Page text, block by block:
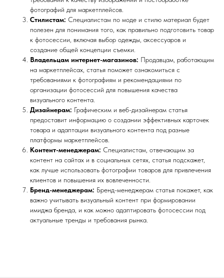
фотографий для маркетплейсов.
Стилистам: Специалистам по моде и стилю материал будет
полезен для понимания того, как правильно подготовить товар
к фотосессии, включая выбор одежды, аксессуаров и
создание общей концепции съемки.
Владельцам интернет-магазинов: Продавцам, работающим
на маркетплейсах, статья поможет ознакомиться с
требованиями к фотографиям и рекомендациями по
организации фотосессий для повышения качества
визуального контента.
Дизайнерам: Графическим и веб-дизайнерам статья
предоставит информацию о создании эффективных карточек
товара и адаптации визуального контента под разные
платформы маркетплейсов.
Контент-менеджерам: Специалистам, отвечающим за
контент на сайтах и в социальных сетях, статья подскажет,
как лучше использовать фотографии товаров для привлечения
клиентов и повышения их вовлеченности.
Бренд-менеджерам: Бренд-менеджерам статья покажет, как
важно учитывать визуальный контент при формировании
имиджа бренда, и как можно адаптировать фотосессии под
актуальные тренды и требования рынка.